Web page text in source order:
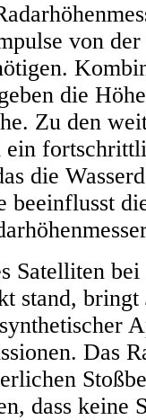
von
die
Zu den
ein
die
beeinflusst
Satelliten
stand, bringt
Das
dass keine